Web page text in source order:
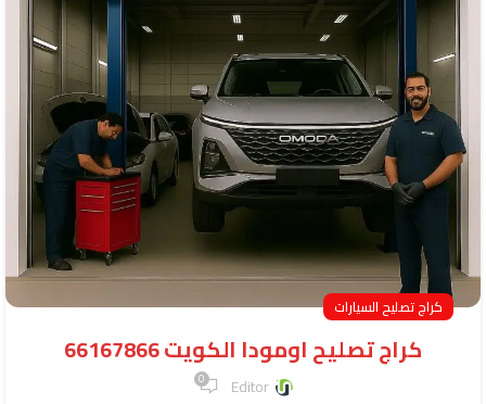
كراج تصليح السيارات
كراج تصليح اومودا الكويت 66167866
Editor
0